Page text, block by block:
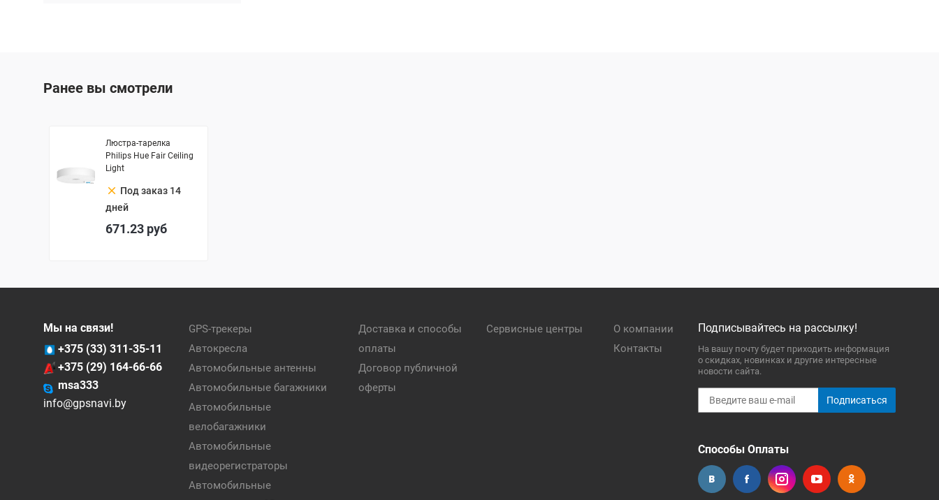
Ранее вы смотрели
Люстра-тарелка
Philips Hue Fair Ceiling
Light
clear Под заказ 14
дней
671.23 руб
Мы на связи!
+375 (33) 311-35-11
+375 (29) 164-66-66
msa333
info@gpsnavi.by
GPS-трекеры
Автокресла
Автомобильные антенны
Автомобильные багажники
Автомобильные
велобагажники
Автомобильные
видеорегистраторы
Автомобильные
Доставка и способы
оплаты
Договор публичной
оферты
Сервисные центры
О компании
Контакты
Подписывайтесь на рассылку!
На вашу почту будет приходить информация
о скидках, новинках и другие интересные
новости сайта.
Подписаться
Способы Оплаты